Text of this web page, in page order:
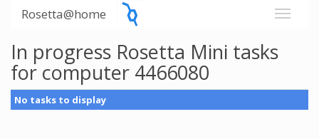
Rosetta@home
In progress Rosetta Mini tasks
for computer 4466080
No tasks to display